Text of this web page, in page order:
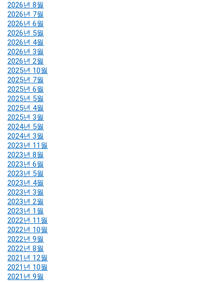
2026년 8월
2026년 7월
2026년 6월
2026년 5월
2026년 4월
2026년 3월
2026년 2월
2025년 10월
2025년 7월
2025년 6월
2025년 5월
2025년 4월
2025년 3월
2024년 5월
2024년 3월
2023년 11월
2023년 8월
2023년 6월
2023년 5월
2023년 4월
2023년 3월
2023년 2월
2023년 1월
2022년 11월
2022년 10월
2022년 9월
2022년 8월
2021년 12월
2021년 10월
2021년 9월